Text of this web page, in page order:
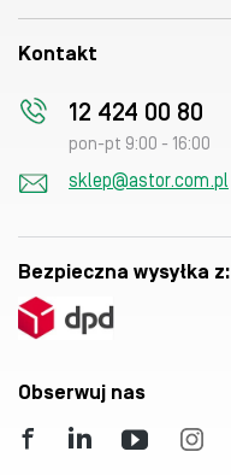
Kontakt
12 424 00 80
pon-pt 9:00 - 16:00
sklep@astor.com.pl
Bezpieczna wysyłka z:
Obserwuj nas